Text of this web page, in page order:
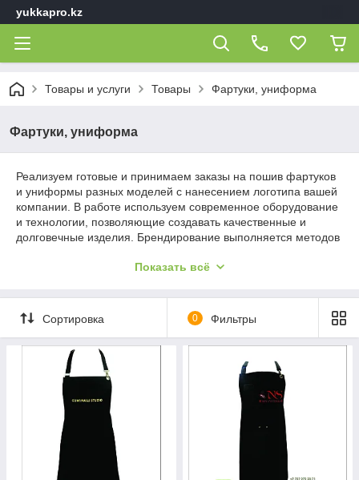
yukkapro.kz
Товары и услуги Товары Фартуки, униформа
Фартуки, униформа
Реализуем готовые и принимаем заказы на пошив фартуков
и униформы разных моделей с нанесением логотипа вашей
компании. В работе используем современное оборудование
и технологии, позволяющие создавать качественные и
долговечные изделия. Брендирование выполняется методов
от клиентов со всего Казахстана.
Показать всё
Сортировка 0 Фильтры